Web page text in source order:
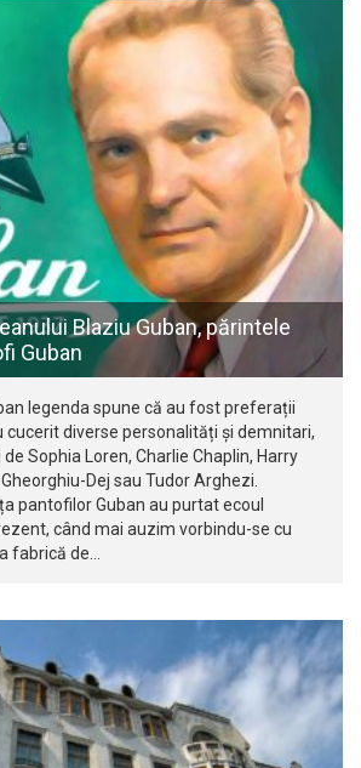
Blaziu Guban, părintele
Guban
legenda spune că au fost preferații
cucerit diverse personalități și demnitari,
Sophia Loren, Charlie Chaplin, Harry
Dej sau Tudor Arghezi.
pantofilor Guban au purtat ecoul
când mai auzim vorbindu-se cu
fabrică de…